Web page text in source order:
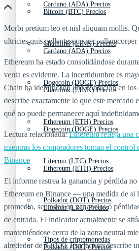
Cardano (ADA) Precios
Chainlink (LINK) Precios
Dogecoin (DOGE) Precios
Ethereum (ETH) Precios
Litecoin (LTC) Precios
Polkadot (DOT) Precios
Tipos de criptomonedas
Bitcoin (BTC) Precios
Cardano (ADA) Precios
Chainlink (LINK) Precios
Dogecoin (DOGE) Precios
Ethereum (ETH) Precios
Litecoin (LTC) Precios
Polkadot (DOT) Precios
Morbi pretium leo et nisl aliquam mollis.
ultricies quis pellentesque nec, ullamcorper
Ethereum ha estado consolidándose
venta es evidente. La incertidumbre es
Chain ha identificado una condición en los
describe exactamente lo que este
qué no puede permanecer aquí
Lectura relacionada:Ethereum refleja una
mientras los compradores toman el control
Binance
El informe rastrea la ganancia y pérdida no
Ethereum en Binance — una medida de si
promedio, sentados en ganancias o
de entrada. El indicador actualmente se
manteniéndose cerca de la zona neutral
alrededor de $2,100. Esa lectura describe